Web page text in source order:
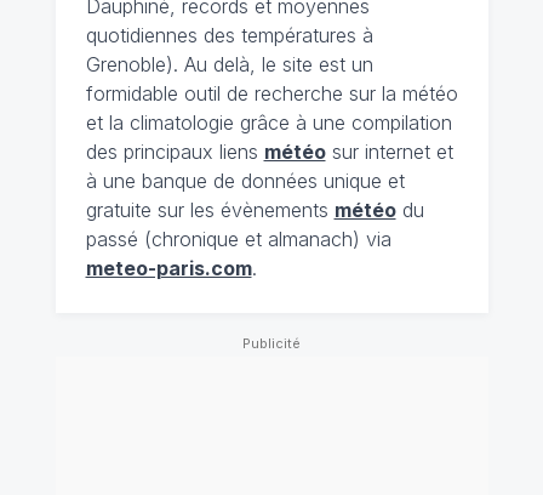
Dauphiné, records et moyennes
quotidiennes des températures à
Grenoble). Au delà, le site est un
formidable outil de recherche sur la météo
et la climatologie grâce à une compilation
des principaux liens météosur internet et
à une banque de données unique et
gratuite sur les évènements météodu
passé (chronique et almanach) via
meteo-paris.com.